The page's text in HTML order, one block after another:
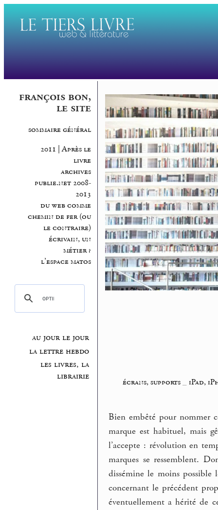
françois bon,
le site
sommaire général
2011 | Après le
livre
archives
publie.net 2008-
2013
du web comme
chemin de fer (ou
le contraire)
écrivain, un
métier ?
l’espace matos
au jour le jour
la lettre hebdo
les livres, la
librairie
écrans, supports_ iPad,
Bien embêté pour nommer
marque est habituel, mais
l’accepte : révolution en
marques se ressemblent.
dissémine le moins
concernant le précédent
éventuellement a hérité de